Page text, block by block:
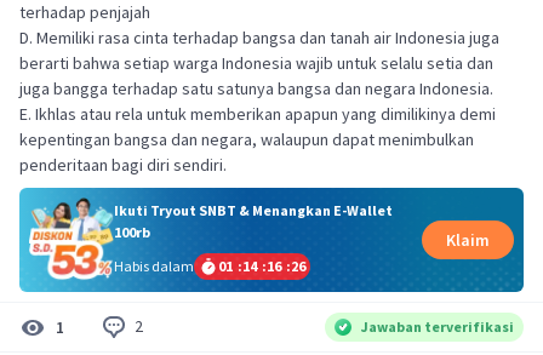
terhadap penjajah
D. Memiliki rasa cinta terhadap bangsa dan tanah air Indonesia juga
berarti bahwa setiap warga Indonesia wajib untuk selalu setia dan
juga bangga terhadap satu satunya bangsa dan negara Indonesia.
E. Ikhlas atau rela untuk memberikan apapun yang dimilikinya demi
kepentingan bangsa dan negara, walaupun dapat menimbulkan
penderitaan bagi diri sendiri.
Ikuti Tryout SNBT & Menangkan E-Wallet
100rb
Habis dalam
01 :14 :16 :26
Klaim
1 2 Jawaban terverifikasi